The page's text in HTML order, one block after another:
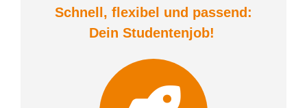
Schnell, flexibel und passend:
Dein Studentenjob!